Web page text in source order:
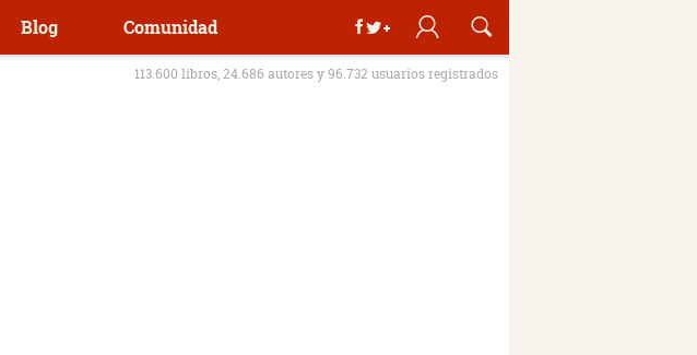
Blog Comunidad
113.600 libros, 24.686 autores y 96.732 usuarios registrados